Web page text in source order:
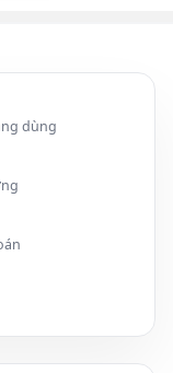
Tối ưu
256GB.
tab Chrome:
840 G4 i5/8–16GB/
dùng